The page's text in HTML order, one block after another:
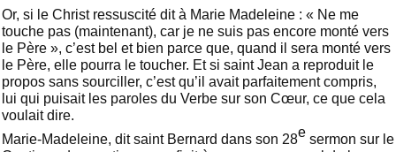
Or, si le Christ ressuscité dit à Marie Madeleine : « Ne me
touche pas (maintenant), car je ne suis pas encore monté vers
le Père », c’est bel et bien parce que, quand il sera monté vers
le Père, elle pourra le toucher. Et si saint Jean a reproduit le
propos sans sourciller, c’est qu’il avait parfaitement compris,
lui qui puisait les paroles du Verbe sur son Cœur, ce que cela
voulait dire.
Marie-Madeleine, dit saint Bernard dans son 28e sermon sur le